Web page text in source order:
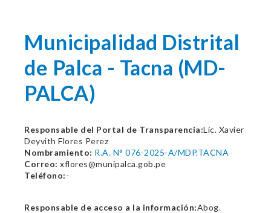
Municipalidad Distrital
de Palca - Tacna (MD-
PALCA)
Responsable del Portal de Transparencia:Lic. Xavier
Deyvith Flores Perez
Nombramiento: R.A. N° 076-2025-A/MDP.TACNA
Correo: xflores@munipalca.gob.pe
Teléfono:-
Responsable de acceso a la información:Abog.